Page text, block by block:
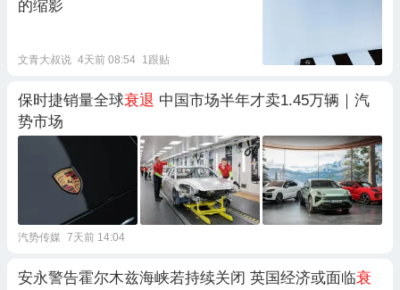
的缩影
文青大叔说 4天前 08:54 1跟贴
保时捷销量全球衰退 中国市场半年才卖1.45万辆｜汽
势市场
汽势传媒 7天前 14:04
安永警告霍尔木兹海峡若持续关闭 英国经济或面临衰